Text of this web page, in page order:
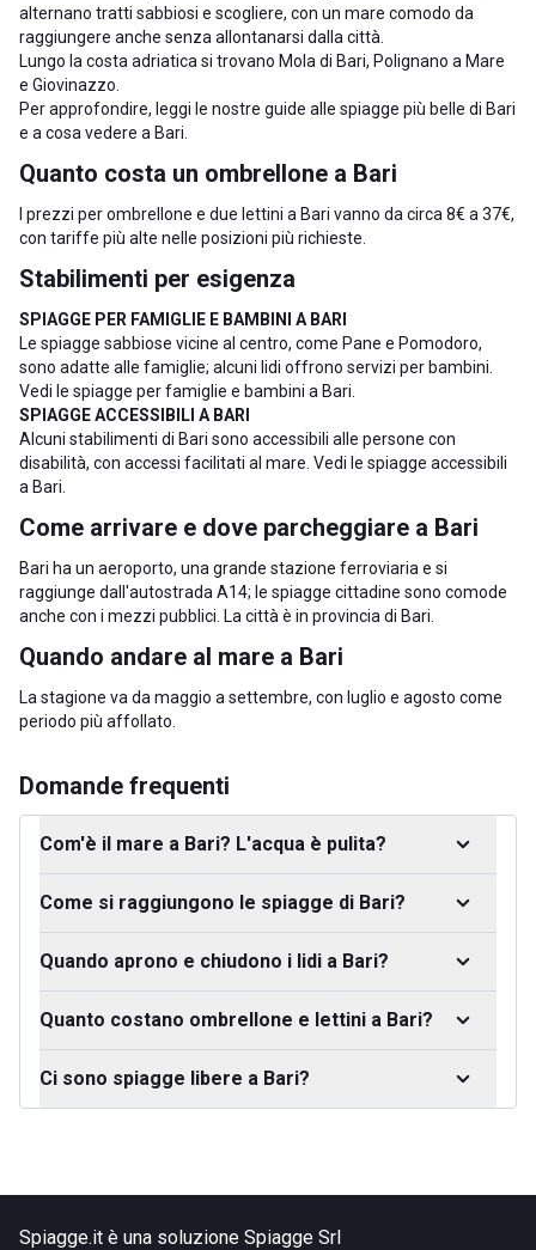
alternano tratti sabbiosi e scogliere, con un mare comodo da
raggiungere anche senza allontanarsi dalla città.
Lungo la costa adriatica si trovano Mola di Bari, Polignano a Mare
e Giovinazzo
Per approfondire, leggi le nostre guide alle spiagge più belle di Bari
e a cosa vedere a Bari
Quanto costa un ombrellone a Bari
I prezzi per ombrellone e due lettini a Bari vanno da circa 8€ a 37€,
con tariffe più alte nelle posizioni più richieste.
Stabilimenti per esigenza
SPIAGGE PER FAMIGLIE E BAMBINI A BARI
Le spiagge sabbiose vicine al centro, come Pane e Pomodoro,
sono adatte alle famiglie; alcuni lidi offrono servizi per bambini.
Vedi le spiagge per famiglie e bambini a Bari
SPIAGGE ACCESSIBILI A BARI
Alcuni stabilimenti di Bari sono accessibili alle persone con
disabilità, con accessi facilitati al mare. Vedi le spiagge accessibili
a Bari
Come arrivare e dove parcheggiare a Bari
Bari ha un aeroporto, una grande stazione ferroviaria e si
raggiunge dall'autostrada A14; le spiagge cittadine sono comode
anche con i mezzi pubblici. La città è in provincia di Bari
Quando andare al mare a Bari
La stagione va da maggio a settembre, con luglio e agosto come
periodo più affollato.
Domande frequenti
Com'è il mare a Bari? L'acqua è pulita?
Come si raggiungono le spiagge di Bari?
Quando aprono e chiudono i lidi a Bari?
Quanto costano ombrellone e lettini a Bari?
Ci sono spiagge libere a Bari?
Spiagge.it è una soluzione Spiagge Srl